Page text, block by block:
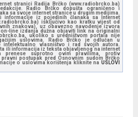
stranici Radija Brčko (www.radiobrcko.ba)
Radio Brčko dopušta ograničeno i
sa svoje internet stranice u drugim medijima.
informacije iz pojedinih članaka sa Internet
isključivo kao kratku vijest od
znakova), uz obavezno navođenje izvora
line izdanja dužna objaviti link na originalni
ukoliko s uredništvom portala nije
uslovima. Radio Brčko je odlučan u
intelektualno vlasništvo i rad svojih autora.
ili informacija iz teksta objavljenog na internet
prenese suprotno ovim pravilima, protiv
postupak pred Osnovnim sudom Brčko
o uslovima korištenja kliknite na USLOVI